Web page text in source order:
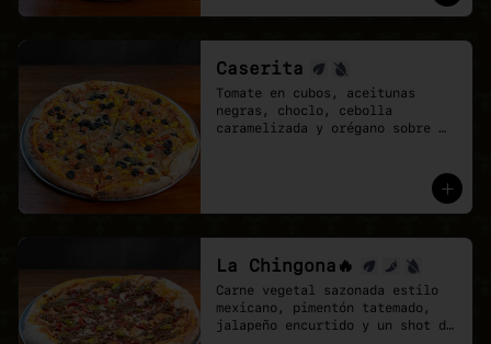
Caserita
Tomate en cubos, aceitunas
negras, choclo, cebolla
caramelizada y orégano sobre
La Chingona🔥
Carne vegetal sazonada estilo
mexicano, pimentón tatemado,
jalapeño encurtido y un shot de